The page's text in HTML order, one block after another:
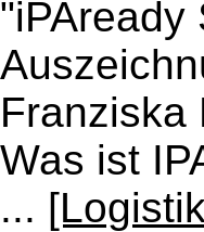
"iPAready
Franziska
Was ist
...